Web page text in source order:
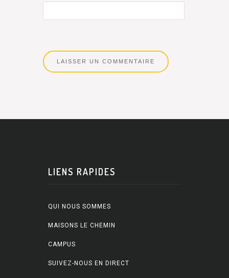
LIENS RAPIDES
QUI NOUS SOMMES
MAISONS LE CHEMIN
CAMPUS
SUIVEZ-NOUS EN DIRECT